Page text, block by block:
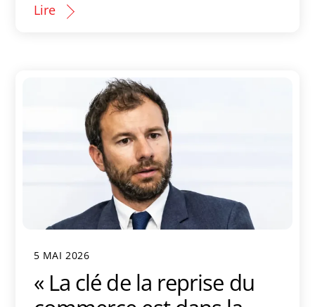
Lire
5 MAI 2026
« La clé de la reprise du